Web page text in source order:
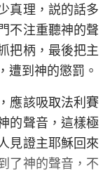
真理，説的話多
不注重聽神的聲
把柄，最後把主
遭到神的懲罰。
應該吸取法利賽
的聲音，這樣極
見證主耶穌回來
了神的聲音，不